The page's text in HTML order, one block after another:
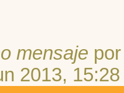
mensaje
2013, 15:28